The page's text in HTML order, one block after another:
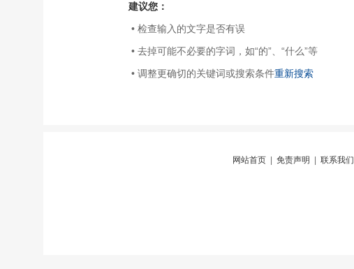
建议您：
• 检查输入的文字是否有误
• 去掉可能不必要的字词，如“的”、“什么”等
• 调整更确切的关键词或搜索条件重新搜索
网站首页 免责声明 联系我们